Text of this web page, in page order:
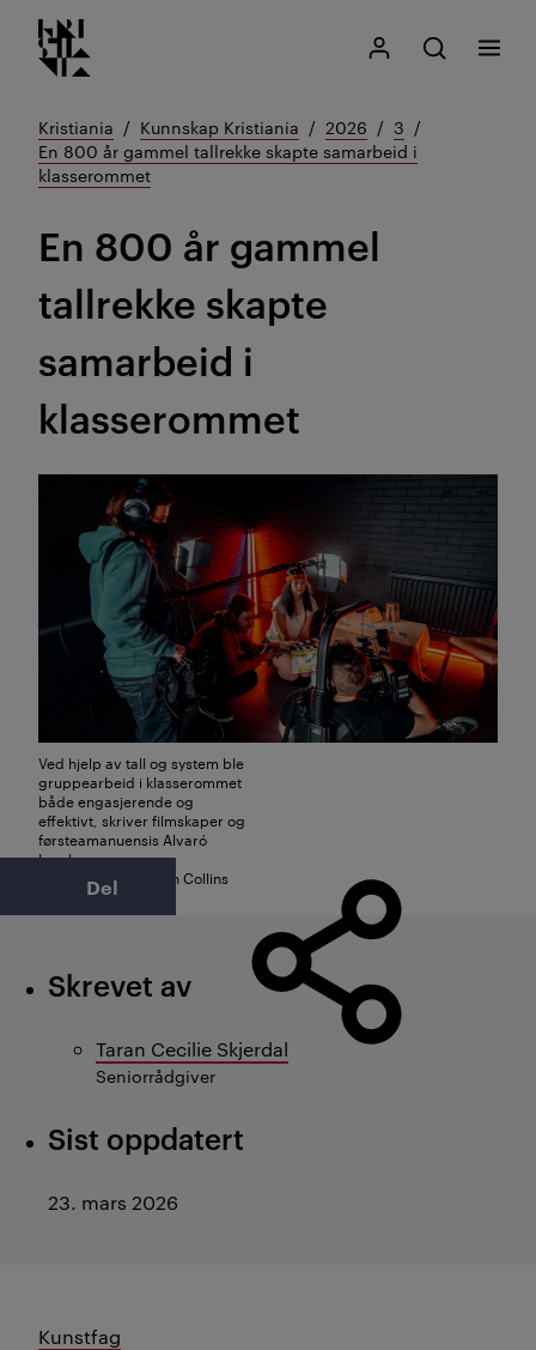
Gå
til
Kristiania logo
Mitt Kristiania
Åpne søk
Søk
Meny
Kristiania Kunnskap Kristiania 2026
3
En 800 år gammel tallrekke skapte samarbeid i
klasserommet
En 800 år gammel
tallrekke skapte
samarbeid i
klasserommet
Ved hjelp av tall og system ble
gruppearbeid i klasserommet
både engasjerende og
effektivt, skriver filmskaper og
førsteamanuensis Alvaró
Lomba.
Foto: Unsplash / Ben Collins
Del
Skrevet av
Taran Cecilie Skjerdal
Seniorrådgiver
Sist oppdatert
23. mars 2026
Kunstfag